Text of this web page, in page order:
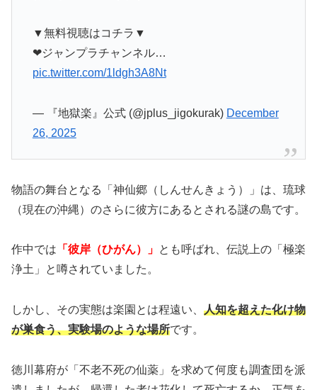
▼無料視聴はコチラ▼
❤ジャンプラチャンネル…
pic.twitter.com/1ldgh3A8Nt
— 『地獄楽』公式 (@jplus_jigokurak) December
26, 2025
物語の舞台となる「神仙郷（しんせんきょう）」は、琉球
（現在の沖縄）のさらに彼方にあるとされる謎の島です。
作中では 「彼岸（ひがん）」 とも呼ばれ、伝説上の「極楽
浄土」と噂されていました。
しかし、その実態は楽園とは程遠い、 人知を超えた化け物
が巣食う、実験場のような場所です。
徳川幕府が「不老不死の仙薬」を求めて何度も調査団を派